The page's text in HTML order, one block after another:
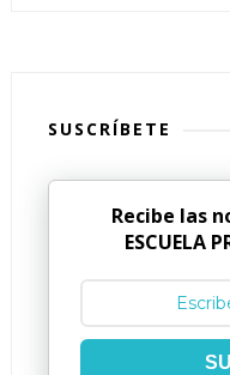
SUSCRÍBETE
Recibe las
ESCUELA